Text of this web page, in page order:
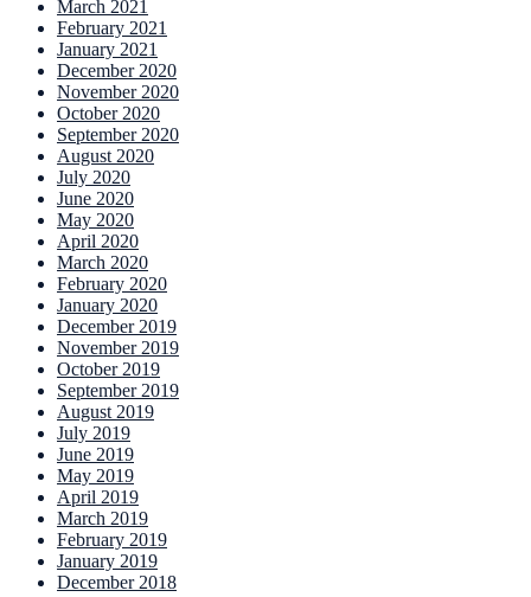
March 2021
February 2021
January 2021
December 2020
November 2020
October 2020
September 2020
August 2020
July 2020
June 2020
May 2020
April 2020
March 2020
February 2020
January 2020
December 2019
November 2019
October 2019
September 2019
August 2019
July 2019
June 2019
May 2019
April 2019
March 2019
February 2019
January 2019
December 2018